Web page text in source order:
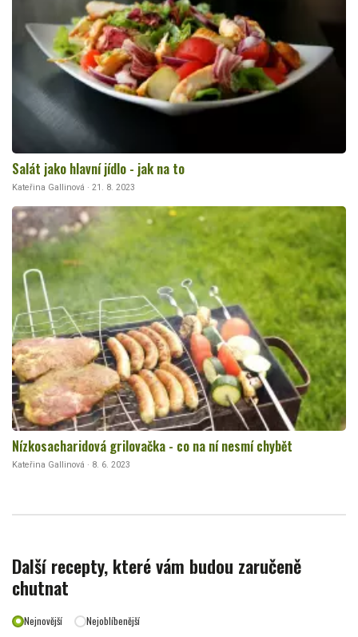
Salát jako hlavní jídlo - jak na to
Kateřina Gallinová · 21. 8. 2023
Nízkosacharidová grilovačka - co na ní nesmí chybět
Kateřina Gallinová · 8. 6. 2023
Další recepty, které vám budou zaručeně
chutnat
Nejnovější Nejoblíbenější